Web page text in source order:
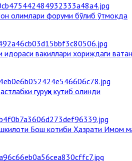
олимлари форуми бўлиб ўтмоқда
идораси вакиллари хориждаги
гуруҳи кутиб олинди
Бош котиби Ҳазрати Имом